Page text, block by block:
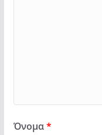
Όνομα*